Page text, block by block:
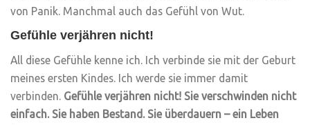
von Panik. Manchmal auch das Gefühl von Wut.
Gefühle verjähren nicht!
All diese Gefühle kenne ich. Ich verbinde sie mit der Geburt
meines ersten Kindes. Ich werde sie immer damit
verbinden. Gefühle verjähren nicht! Sie verschwinden nicht
einfach. Sie haben Bestand. Sie überdauern – ein Leben